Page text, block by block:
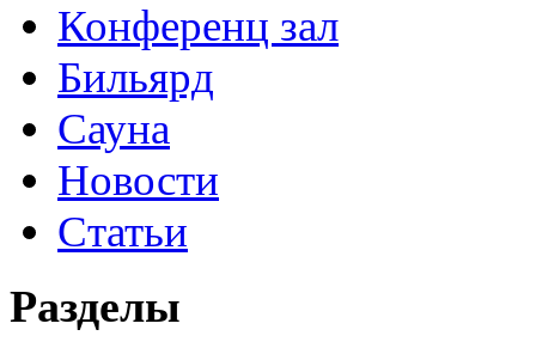
Конференц зал
Бильярд
Сауна
Новости
Статьи
Разделы